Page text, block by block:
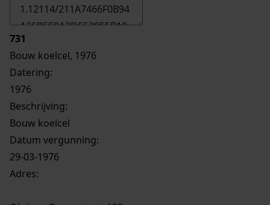
731
Bouw koelcel, 1976
Datering:
1976
Beschrijving:
Bouw koelcel
Datum vergunning:
29-03-1976
Adres: